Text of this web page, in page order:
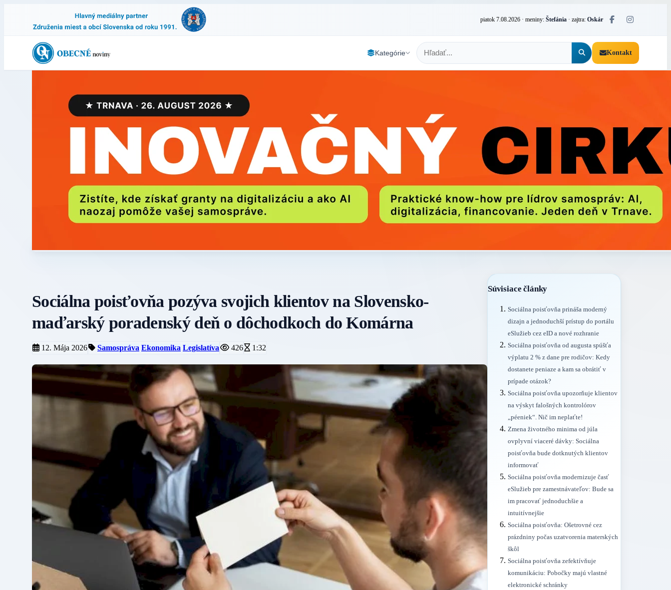
piatok 7.08.2026 · meniny: Štefánia · zajtra: Oskár
Kategórie Kontakt
Sociálna poisťovňa pozýva svojich klientov na Slovensko-
maďarský poradenský deň o dôchodkoch do Komárna
12. Mája 2026 Samospráva Ekonomika Legislatíva 426 1:32
Súvisiace články
Sociálna poisťovňa prináša moderný
dizajn a jednoduchší prístup do portálu
eSlužieb cez eID a nové rozhranie
Sociálna poisťovňa od augusta spúšťa
výplatu 2 % z dane pre rodičov: Kedy
dostanete peniaze a kam sa obrátiť v
prípade otázok?
Sociálna poisťovňa upozorňuje klientov
na výskyt falošných kontrolórov
„péeniek“. Nič im neplaťte!
Zmena životného minima od júla
ovplyvní viaceré dávky: Sociálna
poisťovňa bude dotknutých klientov
informovať
Sociálna poisťovňa modernizuje časť
eSlužieb pre zamestnávateľov: Bude sa
im pracovať jednoduchšie a
intuitívnejšie
Sociálna poisťovňa: Ošetrovné cez
prázdniny počas uzatvorenia materských
škôl
Sociálna poisťovňa zefektívňuje
komunikáciu: Pobočky majú vlastné
elektronické schránky